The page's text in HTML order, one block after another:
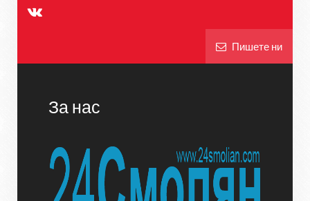
Пишете ни
За нас